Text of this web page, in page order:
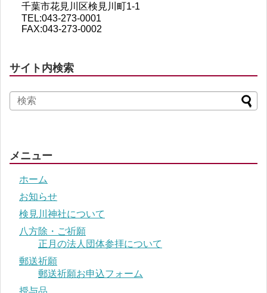
千葉市花見川区検見川町1-1
TEL:043-273-0001
FAX:043-273-0002
サイト内検索
メニュー
ホーム
お知らせ
検見川神社について
八方除・ご祈願
正月の法人団体参拝について
郵送祈願
郵送祈願お申込フォーム